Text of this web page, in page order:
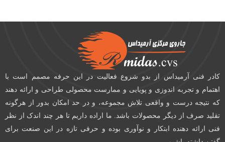
کادر فنی آرمیداس از بدو شروع فعالیت در این حرفه مصمم است با
اهتمام و تجربه اندوزی و پویایی و ممارست محصولی طراحی و ارائه دهند
که نتیجه درست و واقعی تلاش مجموعه، و در حد امکان بدور از هرگونه
تقلید صرف از دیگر محصولات باشد. ما اراده داریم تا هر چند اندک از نظر
فنی ارائه دهنده ابتکار و نوآوری بوده و حرفی تازه در این صنعت برای